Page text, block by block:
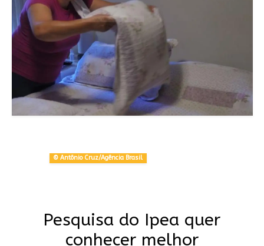
© Antônio Cruz/Agência Brasil
Pesquisa do Ipea quer
conhecer melhor